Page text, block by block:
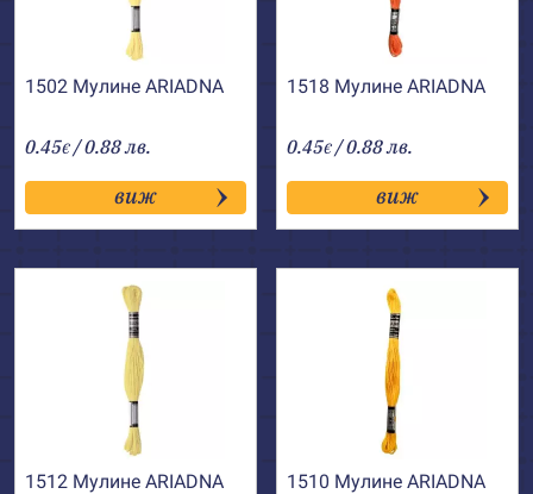
1502 Мулине АRIADNA
0.45€ / 0.88 лв.
виж
1518 Мулине АRIADNA
0.45€ / 0.88 лв.
виж
1512 Мулине АRIADNA 1510 Мулине АRIADNA